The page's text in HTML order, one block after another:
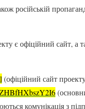
російській
є офіційний сайт, а
(офіційний сайт
комунікація з